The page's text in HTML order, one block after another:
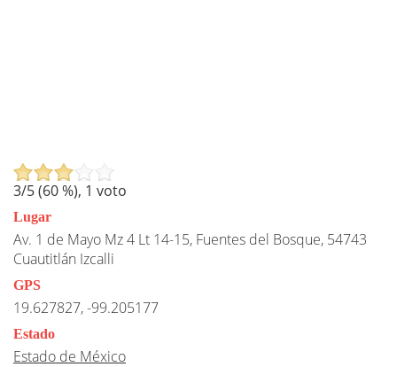
3/5 (60%), 1 voto
Lugar
Av. 1 de Mayo Mz 4 Lt 14-15, Fuentes del Bosque, 54743
Cuautitlán Izcalli
GPS
19.627827, -99.205177
Estado
Estado de México